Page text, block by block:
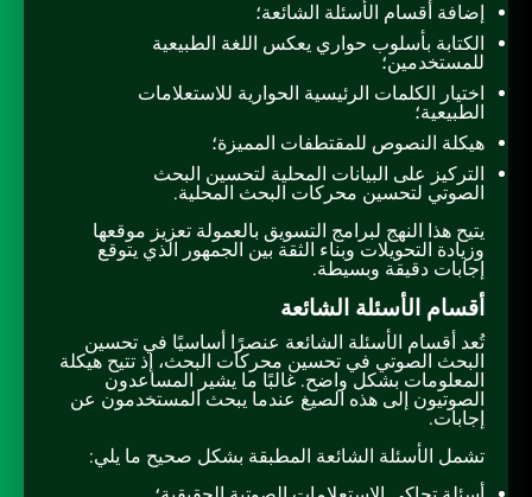
إضافة أقسام الأسئلة الشائعة؛
الكتابة بأسلوب حواري يعكس اللغة الطبيعية
للمستخدمين؛
اختيار الكلمات الرئيسية الحوارية للاستعلامات
الطبيعية؛
هيكلة النصوص للمقتطفات المميزة؛
التركيز على البيانات المحلية لتحسين البحث
الصوتي لتحسين محركات البحث المحلية.
يتيح هذا النهج لبرامج التسويق بالعمولة تعزيز موقعها
وزيادة التحويلات وبناء الثقة بين الجمهور الذي يتوقع
إجابات دقيقة وبسيطة.
أقسام الأسئلة الشائعة
تُعد أقسام الأسئلة الشائعة عنصرًا أساسيًا في تحسين
البحث الصوتي في تحسين محركات البحث، إذ تتيح هيكلة
المعلومات بشكل واضح. غالبًا ما يشير المساعدون
الصوتيون إلى هذه الصيغ عندما يبحث المستخدمون عن
إجابات.
تشمل الأسئلة الشائعة المطبقة بشكل صحيح ما يلي: